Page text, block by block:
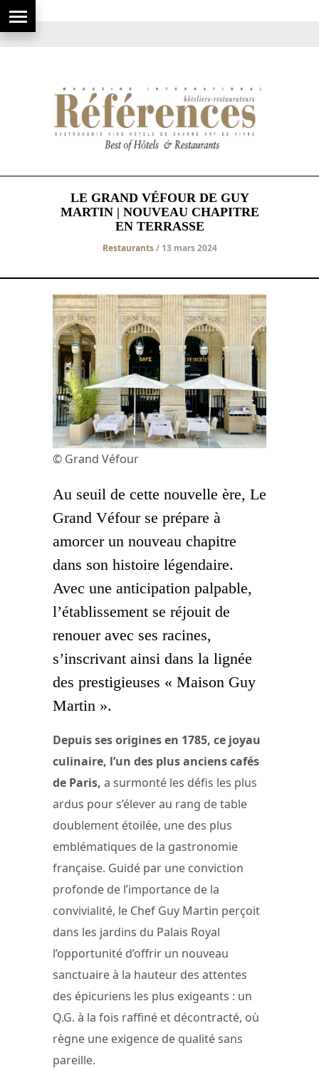
LE GRAND VÉFOUR DE GUY
MARTIN | NOUVEAU CHAPITRE
EN TERRASSE
Restaurants/ 13 mars 2024
© Grand Véfour
Au seuil de cette nouvelle ère, Le
Grand Véfour se prépare à
amorcer un nouveau chapitre
dans son histoire légendaire.
Avec une anticipation palpable,
l’établissement se réjouit de
renouer avec ses racines,
s’inscrivant ainsi dans la lignée
des prestigieuses « Maison Guy
Martin ».
Depuis ses origines en 1785, ce joyau
culinaire, l’un des plus anciens cafés
de Paris, a surmonté les défis les plus
ardus pour s’élever au rang de table
doublement étoilée, une des plus
emblématiques de la gastronomie
française. Guidé par une conviction
profonde de l’importance de la
convivialité, le Chef Guy Martin perçoit
dans les jardins du Palais Royal
l’opportunité d’offrir un nouveau
sanctuaire à la hauteur des attentes
des épicuriens les plus exigeants : un
Q.G. à la fois raffiné et décontracté, où
règne une exigence de qualité sans
pareille.